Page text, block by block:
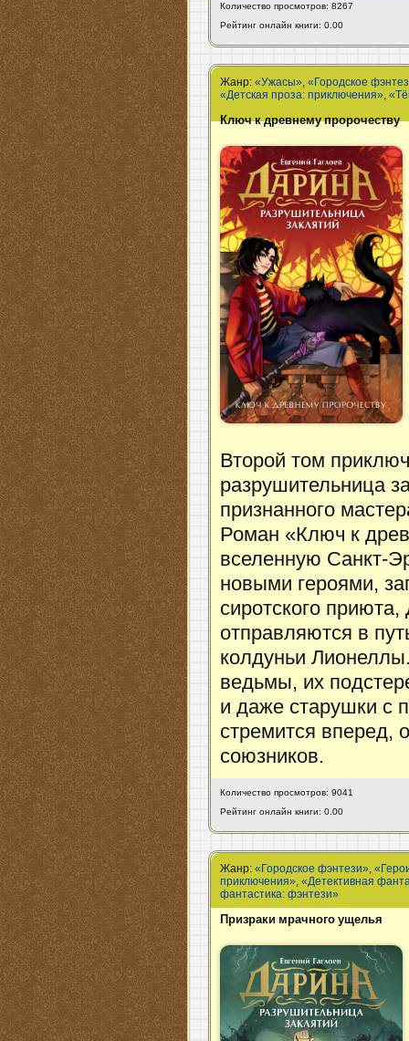
Количество просмотров: 8267
Рейтинг онлайн книги: 0.00
Жанр:«Ужасы»,«Городское
«Детская проза: приключения»,
Ключ к древнему пророчеству
Второй том
разрушительница
признанного
Роман «Ключ к
вселенную Санкт-
новыми героями,
сиротского
отправляются в
колдуньи
ведьмы, их
и даже старушки с
стремится вперед,
союзников.
Количество просмотров: 9041
Рейтинг онлайн книги: 0.00
Жанр:«Городское фэнтези»,
приключения»,«Детективная
фантастика: фэнтези»
Призраки мрачного ущелья